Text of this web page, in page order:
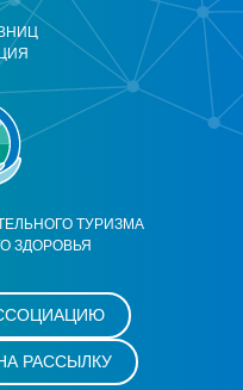
ТУРИЗМА
ЗДОРОВЬЯ
РАССЫЛКУ